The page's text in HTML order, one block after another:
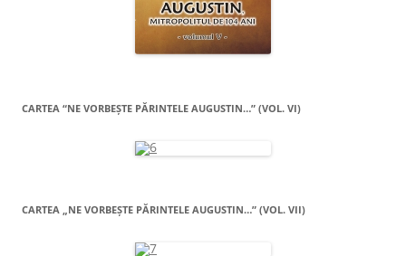
CARTEA “NE VORBEŞTE PĂRINTELE AUGUSTIN…” (VOL. VI)
CARTEA „NE VORBEŞTE PĂRINTELE AUGUSTIN…” (VOL. VII)